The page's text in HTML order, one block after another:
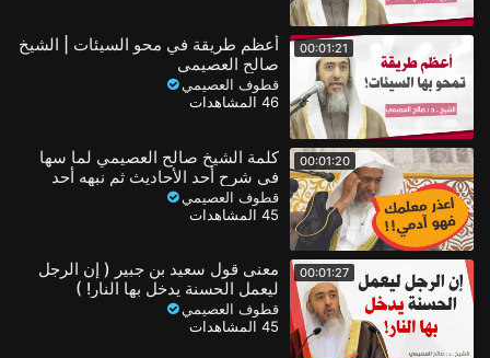
00:01:21
أعظم طريقة في محو السيئات | الشيخ
صالح العصيمي
قطوف العصيمي
46 المشاهدات
00:01:20
كلمة الشيخ صالح العصيمي لما سها
في شرح أحد الأحاديث ثم نبهه أحد
طلابه
قطوف العصيمي
45 المشاهدات
00:01:27
معنى قول سعيد بن جبير ( إن الرجل
ليعمل الحسنة يدخل بها النار! )
قطوف العصيمي
45 المشاهدات